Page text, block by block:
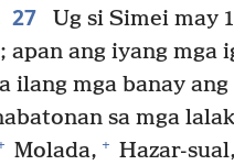
27
Ug si Simei may
apan ang iyang
ilang mga banay
sa mga
Molada, + Hazar-sual,